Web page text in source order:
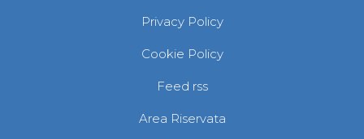
Privacy Policy
Cookie Policy
Feed rss
Area Riservata